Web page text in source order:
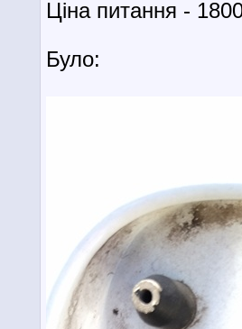
Ціна питання -
Було: